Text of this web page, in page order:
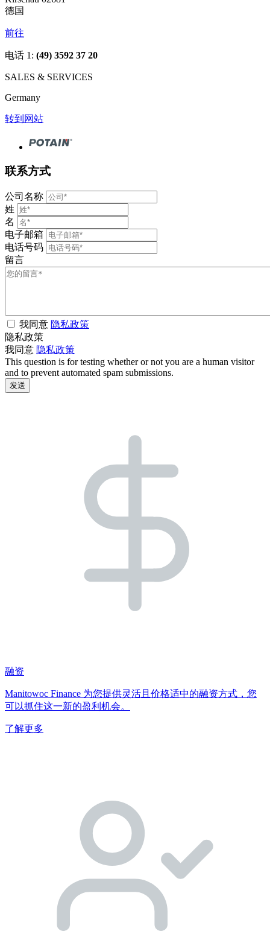
德国
前往
电话 1: (49) 3592 37 20
SALES & SERVICES
Germany
转到网站
联系方式
公司名称
姓
名
电子邮箱
电话号码
留言
我同意 隐私政策
隐私政策
我同意 隐私政策
This question is for testing whether or not you are a human visitor
and to prevent automated spam submissions.
融资
Manitowoc Finance 为您提供灵活且价格适中的融资方式，您
可以抓住这一新的盈利机会。
了解更多